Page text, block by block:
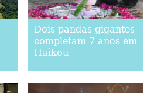
Dois pandas-gigantes
completam 7 anos em
Haikou